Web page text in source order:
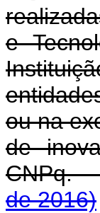
e
ou na
de
CNPq.
de 2016)